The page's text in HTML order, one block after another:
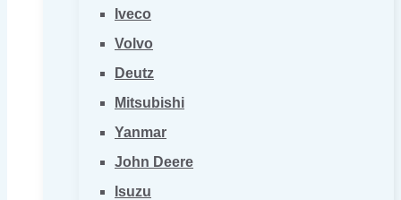
Iveco
Volvo
Deutz
Mitsubishi
Yanmar
John Deere
Isuzu